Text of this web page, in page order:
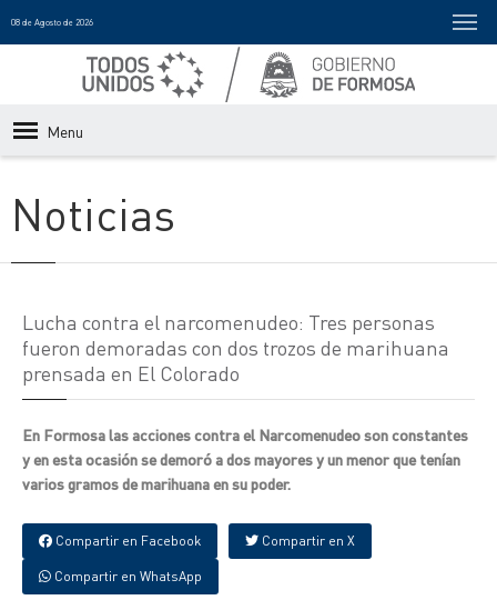
08 de Agosto de 2026
Menu
Noticias
Lucha contra el narcomenudeo: Tres personas
fueron demoradas con dos trozos de marihuana
prensada en El Colorado
En Formosa las acciones contra el Narcomenudeo son constantes
y en esta ocasión se demoró a dos mayores y un menor que tenían
varios gramos de marihuana en su poder.
Compartir en Facebook Compartir en X
Compartir en WhatsApp